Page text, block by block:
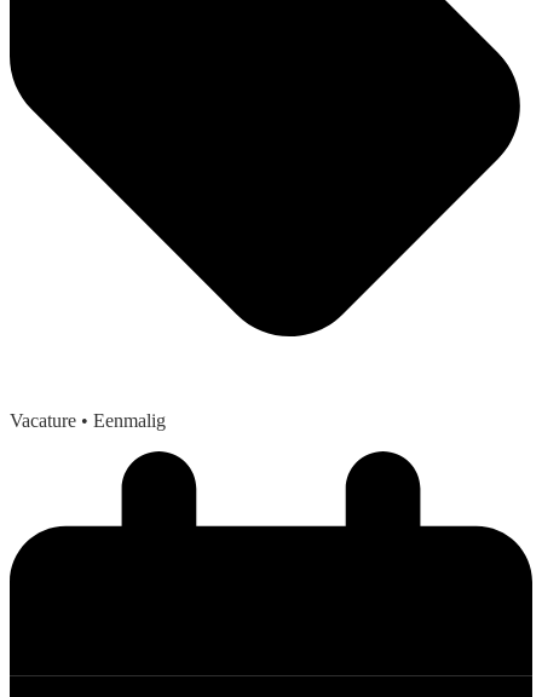
Vacature • Eenmalig